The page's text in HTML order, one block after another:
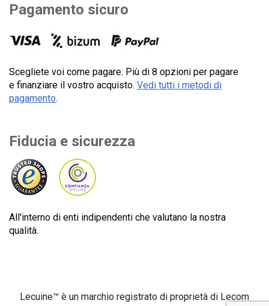
Pagamento sicuro
Scegliete voi come pagare. Più di 8 opzioni per pagare
e finanziare il vostro acquisto. Vedi tutti i metodi di
pagamento.
Fiducia e sicurezza
All'interno di enti indipendenti che valutano la nostra
qualità.
Lecuine™ è un marchio registrato di proprietà di Lecom